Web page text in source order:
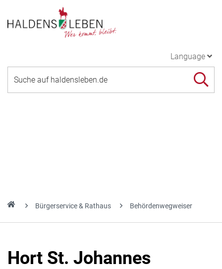
Language
Bürgerservice & Rathaus Behördenwegweiser
Hort St. Johannes